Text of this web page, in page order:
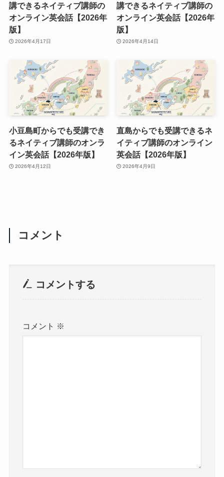
講できるネイティブ講師の
オンライン英会話【2026年
版】
2026年4月17日
講できるネイティブ講師の
オンライン英会話【2026年
版】
2026年4月14日
小豆島町からでも受講でき
るネイティブ講師のオンラ
イン英会話【2026年版】
2026年4月12日
直島からでも受講できるネ
イティブ講師のオンライン
英会話【2026年版】
2026年4月9日
コメント
コメントする
コメント ※